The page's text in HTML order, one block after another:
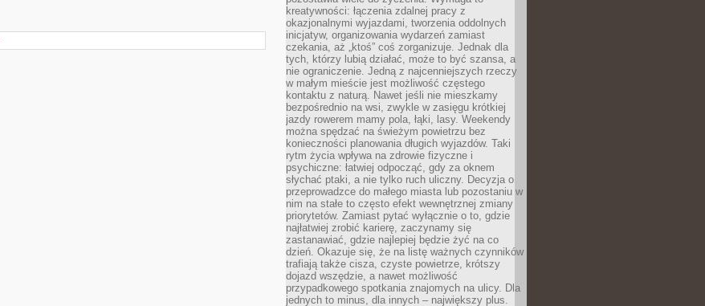
kreatywności: łączenia zdalnej pracy z
okazjonalnymi wyjazdami, tworzenia oddolnych
inicjatyw, organizowania wydarzeń zamiast
czekania, aż „ktoś” coś zorganizuje. Jednak dla
tych, którzy lubią działać, może to być szansa, a
nie ograniczenie. Jedną z najcenniejszych rzeczy
w małym mieście jest możliwość częstego
kontaktu z naturą. Nawet jeśli nie mieszkamy
bezpośrednio na wsi, zwykle w zasięgu krótkiej
jazdy rowerem mamy pola, łąki, lasy. Weekendy
można spędzać na świeżym powietrzu bez
konieczności planowania długich wyjazdów. Taki
rytm życia wpływa na zdrowie fizyczne i
psychiczne: łatwiej odpocząć, gdy za oknem
słychać ptaki, a nie tylko ruch uliczny. Decyzja o
przeprowadzce do małego miasta lub pozostaniu w
nim na stałe to często efekt wewnętrznej zmiany
priorytetów. Zamiast pytać wyłącznie o to, gdzie
najłatwiej zrobić karierę, zaczynamy się
zastanawiać, gdzie najlepiej będzie żyć na co
dzień. Okazuje się, że na listę ważnych czynników
trafiają także cisza, czyste powietrze, krótszy
dojazd wszędzie, a nawet możliwość
przypadkowego spotkania znajomych na ulicy. Dla
jednych to minus, dla innych – największy plus.